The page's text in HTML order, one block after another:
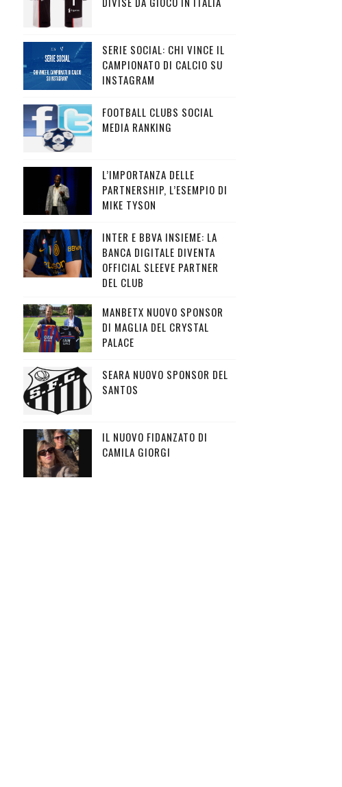
SERIE SOCIAL: CHI VINCE IL
CAMPIONATO DI CALCIO SU
INSTAGRAM
FOOTBALL CLUBS SOCIAL
MEDIA RANKING
L’IMPORTANZA DELLE
PARTNERSHIP, L’ESEMPIO DI
MIKE TYSON
INTER E BBVA INSIEME: LA
BANCA DIGITALE DIVENTA
OFFICIAL SLEEVE PARTNER
DEL CLUB
MANBETX NUOVO SPONSOR
DI MAGLIA DEL CRYSTAL
PALACE
SEARA NUOVO SPONSOR DEL
SANTOS
IL NUOVO FIDANZATO DI
CAMILA GIORGI